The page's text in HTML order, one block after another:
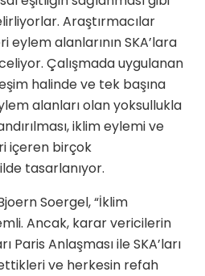
Araştırmacılar
eylem alanlarının SKA’lara
Çalışmada uygulanan
halinde ve tek başına
alanları olanyoksullukla
iklim eylemi ve
içeren birçok
tasarlanıyor.
Soergel, “İklim
Ancak, karar vericilerin
Paris Anlaşması ile SKA’ları
ve herkesin refah